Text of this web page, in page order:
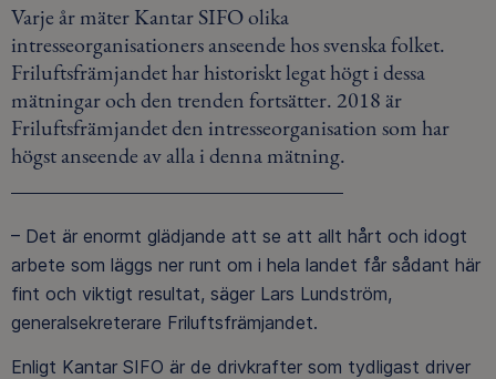
Varje år mäter Kantar SIFO olika
intresseorganisationers anseende hos svenska folket.
Friluftsfrämjandet har historiskt legat högt i dessa
mätningar och den trenden fortsätter. 2018 är
Friluftsfrämjandet den intresseorganisation som har
högst anseende av alla i denna mätning.
– Det är enormt glädjande att se att allt hårt och idogt
arbete som läggs ner runt om i hela landet får sådant här
fint och viktigt resultat, säger Lars Lundström,
generalsekreterare Friluftsfrämjandet.
Enligt Kantar SIFO är de drivkrafter som tydligast driver